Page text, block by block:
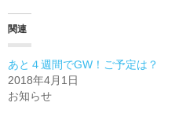
み
中…
関連
あと４週間でGW！ご予定は？
2018年4月1日
お知らせ